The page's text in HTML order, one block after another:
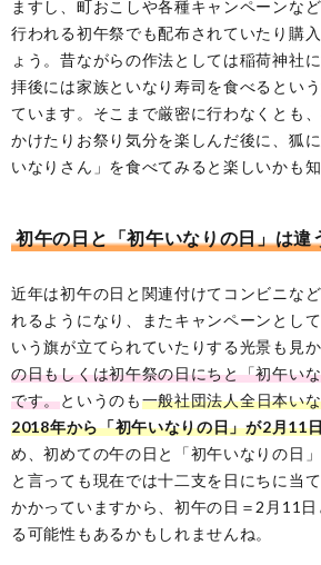
ますし、町おこしや各種キャンペーンな
行われる初午祭でも配布されていたり購
ょう。昔ながらの作法としては稲荷神社
拝後には家族といなり寿司を食べるとい
ています。そこまで厳密に行わなくとも
かけたりお祭り気分を楽しんだ後に、狐
いなりさん」を食べてみると楽しいかも知
初午の日と「初午いなりの日」は違
近年は初午の日と関連付けてコンビニな
れるようになり、またキャンペーンとし
いう旗が立てられていたりする光景も見
の日もしくは初午祭の日にちと「初午い
です。というのも一般社団法人全日本い
2018年から「初午いなりの日」が2月11
め、初めての午の日と「初午いなりの日
と言っても現在では十二支を日にちに当
かかっていますから、初午の日＝2月11
る可能性もあるかもしれませんね。